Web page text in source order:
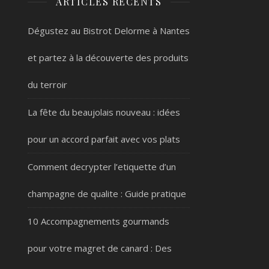
Dégustez au Bistrot Delorme à Nantes
et partez à la découverte des produits
du terroir
La fête du beaujolais nouveau : idées
pour un accord parfait avec vos plats
Comment decrypter l’etiquette d’un
champagne de qualite : Guide pratique
10 Accompagnements gourmands
pour votre magret de canard : Des